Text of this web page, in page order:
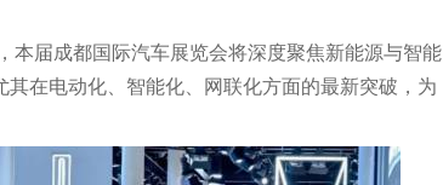
本届成都国际汽车展览会将深度聚焦新能源与智能
在电动化、智能化、网联化方面的最新突破，为